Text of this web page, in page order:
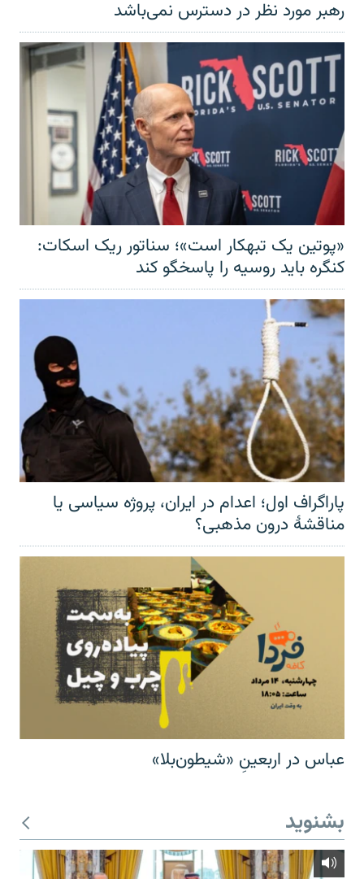
رهبر مورد نظر در دسترس نمی‌باشد
«پوتین یک تبهکار است»؛ سناتور ریک اسکات:
کنگره باید روسیه را پاسخگو کند
پاراگراف اول؛ اعدام در ایران، پروژه سیاسی یا
مناقشهٔ درون مذهبی؟
عباس در اربعینِ «شیطون‌بلا»
بشنوید